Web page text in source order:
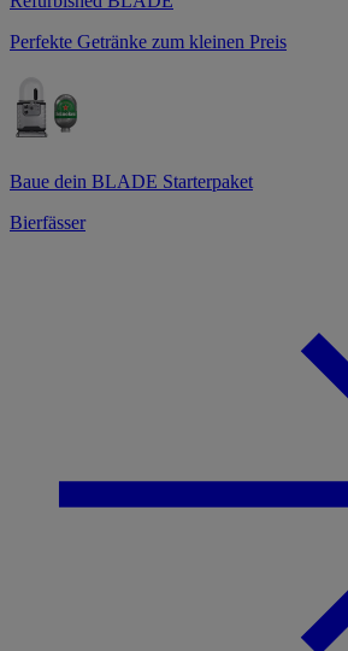
Perfekte Getränke zum kleinen Preis
Baue dein BLADE Starterpaket
Bierfässer